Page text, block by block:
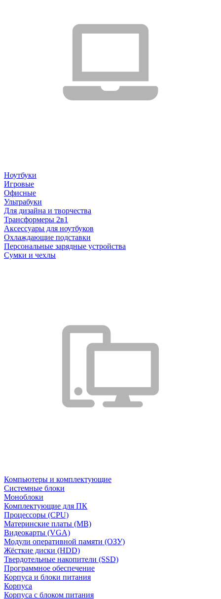
Ноутбуки
Игровые
Офисные
Ультрабуки
Для дизайна и творчества
Трансформеры 2в1
Аксессуары для ноутбуков
Охлаждающие подставки
Персональные зарядные устройства
Сумки и чехлы
Компьютеры и комплектующие
Системные блоки
Моноблоки
Комплектующие для ПК
Процессоры (CPU)
Материнские платы (MB)
Видеокарты (VGA)
Модули оперативной памяти (ОЗУ)
Жёсткие диски (HDD)
Твердотельные накопители (SSD)
Программное обеспечение
Корпуса и блоки питания
Корпуса
Корпуса с блоком питания